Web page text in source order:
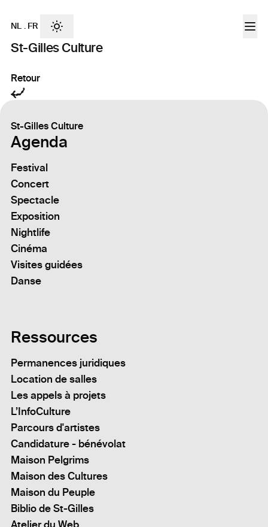
St-Gilles Culture
NL . FR
Retour
St-Gilles Culture
Agenda
Festival
Concert
Spectacle
Exposition
Nightlife
Cinéma
Visites guidées
Danse
Ressources
Permanences juridiques
Location de salles
Les appels à projets
L’InfoCulture
Parcours d'artistes
Candidature - bénévolat
Maison Pelgrims
Maison des Cultures
Maison du Peuple
Biblio de St-Gilles
Atelier du Web